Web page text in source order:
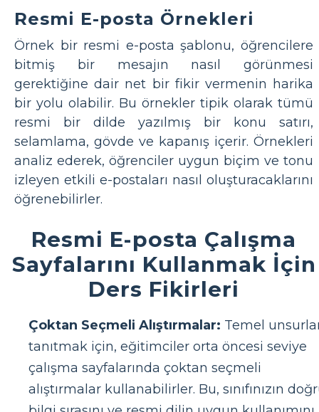
Resmi E-posta Örnekleri
Örnek bir resmi e-posta şablonu, öğrencilere
bitmiş bir mesajın nasıl görünmesi
gerektiğine dair net bir fikir vermenin harika
bir yolu olabilir. Bu örnekler tipik olarak tümü
resmi bir dilde yazılmış bir konu satırı,
selamlama, gövde ve kapanış içerir. Örnekleri
analiz ederek, öğrenciler uygun biçim ve tonu
izleyen etkili e-postaları nasıl oluşturacaklarını
öğrenebilirler.
Resmi E-posta Çalışma
Sayfalarını Kullanmak İçin
Ders Fikirleri
Çoktan Seçmeli Alıştırmalar: Temel
tanıtmak için, eğitimciler orta öncesi seviye
çalışma sayfalarında çoktan seçmeli
alıştırmalar kullanabilirler. Bu, sınıfınızın